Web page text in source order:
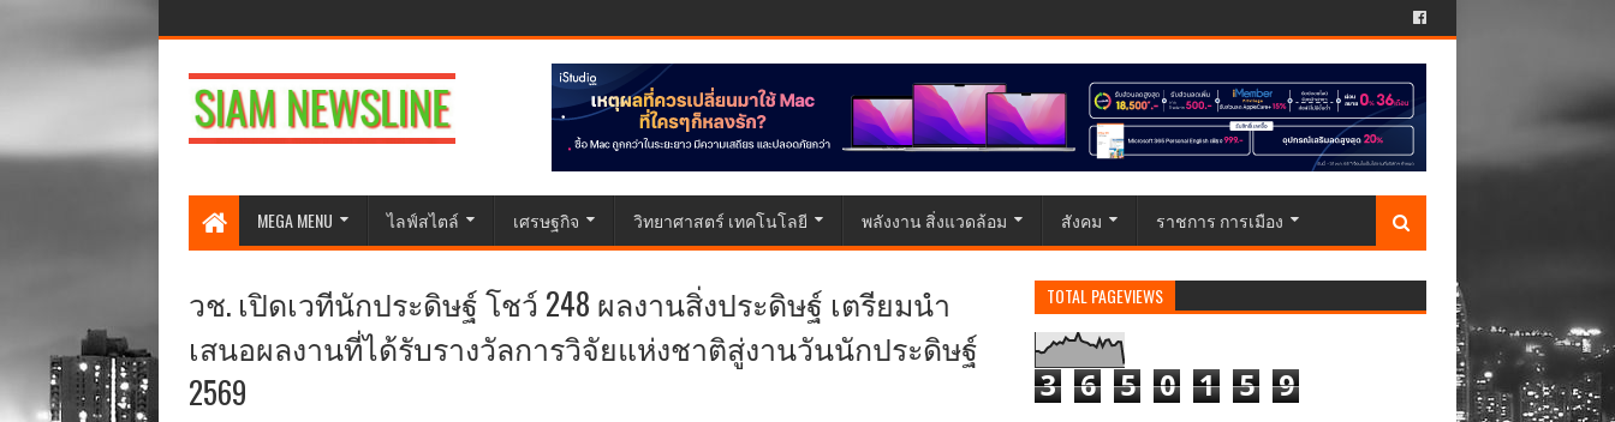
MEGA MENU ไลฟ์สไตล์ เศรษฐกิจ วิทยาศาสตร์ เทคโนโลยี พลังงาน สิ่งแวดล้อม สังคม ราชการ การเมือง
วช. เปิดเวทีนักประดิษฐ์ โชว์ 248 ผลงานสิ่งประดิษฐ์ เตรียมนำ
เสนอผลงานที่ได้รับรางวัลการวิจัยแห่งชาติสู่งานวันนักประดิษฐ์
2569
TOTAL PAGEVIEWS
3 6 5 0 1 5 9